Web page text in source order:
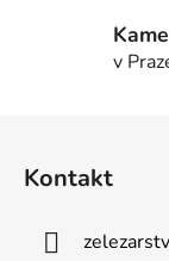
v
Kontakt